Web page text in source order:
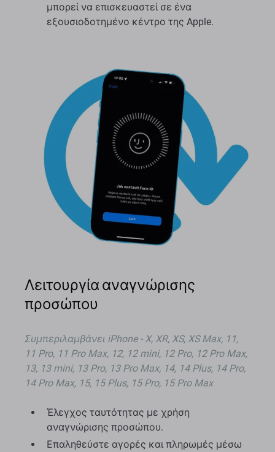
μπορεί να επισκευαστεί σε ένα
εξουσιοδοτημένο κέντρο της Apple.
Λειτουργία αναγνώρισης
προσώπου
Συμπεριλαμβάνει iPhone - X, XR, XS, XS Max, 11,
11 Pro, 11 Pro Max, 12, 12 mini, 12 Pro, 12 Pro Max,
13, 13 mini, 13 Pro, 13 Pro Max, 14, 14 Plus, 14 Pro,
14 Pro Max, 15, 15 Plus, 15 Pro, 15 Pro Max
Έλεγχος ταυτότητας με χρήση
αναγνώρισης προσώπου.
Επαληθεύστε αγορές και πληρωμές μέσω